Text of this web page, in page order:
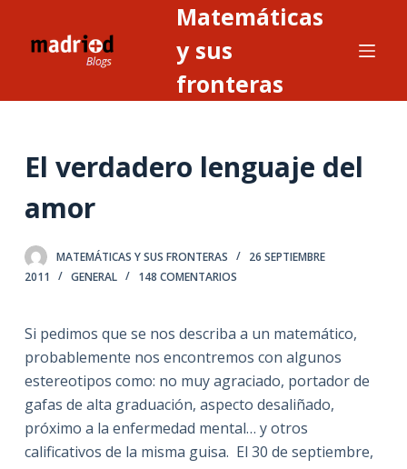
n
n
d
o
Matemáticas
y sus
fronteras
El verdadero lenguaje del
amor
MATEMÁTICAS Y SUS FRONTERAS
26 SEPTIEMBRE
2011
GENERAL 148 COMENTARIOS
Si pedimos que se nos describa a un matemático,
probablemente nos encontremos con algunos
estereotipos como: no muy agraciado, portador de
gafas de alta graduación, aspecto desaliñado,
próximo a la enfermedad mental… y otros
calificativos de la misma guisa. El 30 de septiembre,